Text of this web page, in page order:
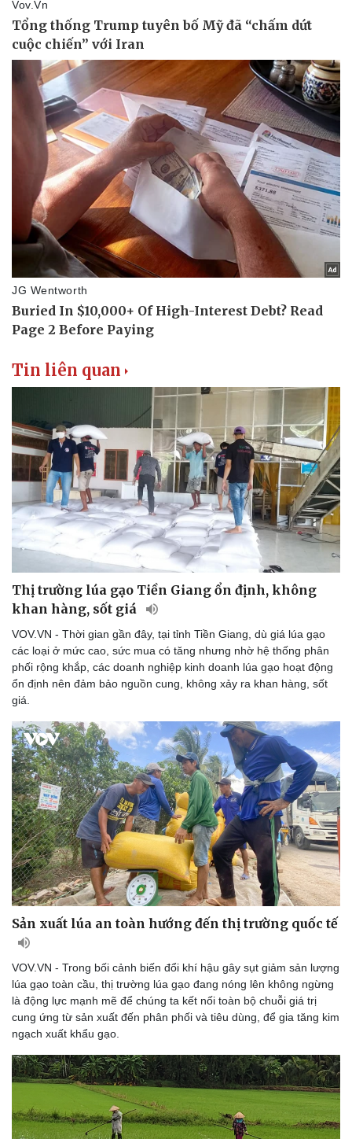
Bóng đá
Lịch thi đấu bóng đá
Thế giới thể thao
eSports
Hậu trường
Ô tô
Xe máy
Tư vấn
Tin liên quan
Thị trường lúa gạo Tiền Giang ổn định, không
khan hàng, sốt giá
VOV.VN - Thời gian gần đây, tại tỉnh Tiền Giang, dù giá lúa gạo
các loại ở mức cao, sức mua có tăng nhưng nhờ hệ thống phân
phối rộng khắp, các doanh nghiệp kinh doanh lúa gạo hoạt động
ổn định nên đảm bảo nguồn cung, không xảy ra khan hàng, sốt
giá.
Sản xuất lúa an toàn hướng đến thị trường quốc tế
VOV.VN - Trong bối cảnh biến đổi khí hậu gây sụt giảm sản lượng
lúa gạo toàn cầu, thị trường lúa gạo đang nóng lên không ngừng
là động lực mạnh mẽ để chúng ta kết nối toàn bộ chuỗi giá trị
cung ứng từ sản xuất đến phân phối và tiêu dùng, để gia tăng kim
ngạch xuất khẩu gạo.